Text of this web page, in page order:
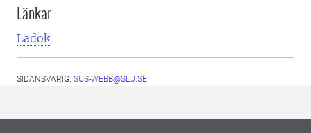
Länkar
Ladok
SIDANSVARIG: SUS-WEBB@SLU.SE